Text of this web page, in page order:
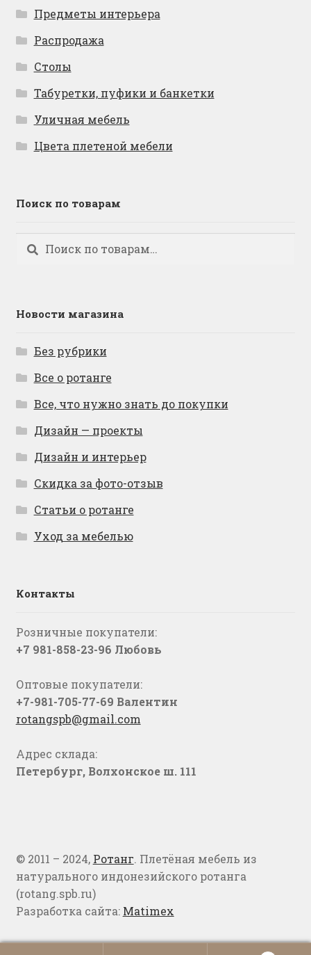
Предметы интерьера
Распродажа
Столы
Табуретки, пуфики и банкетки
Уличная мебель
Цвета плетеной мебели
Поиск по товарам
Искать:
Поиск
Новости магазина
Без рубрики
Все о ротанге
Все, что нужно знать до покупки
Дизайн — проекты
Дизайн и интерьер
Скидка за фото-отзыв
Статьи о ротанге
Уход за мебелью
Контакты
Розничные покупатели:
+7 981-858-23-96 Любовь
Оптовые покупатели:
+7-981-705-77-69 Валентин
rotangspb@gmail.com
Адрес склада:
Петербург, Волхонское ш. 111
© 2011 – 2024, Ротанг. Плетёная мебель из
натурального индонезийского ротанга
(rotang.spb.ru)
Разработка сайта: Matimex